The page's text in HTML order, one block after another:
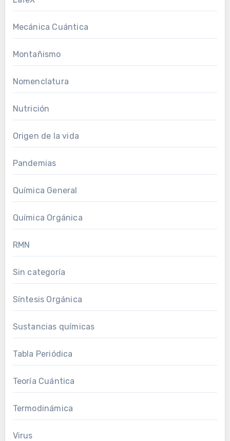
Mecánica Cuántica
Montañismo
Nomenclatura
Nutrición
Origen de la vida
Pandemias
Química General
Química Orgánica
RMN
Sin categoría
Síntesis Orgánica
Sustancias químicas
Tabla Periódica
Teoría Cuántica
Termodinámica
Virus